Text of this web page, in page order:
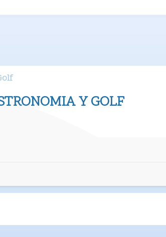
Y GOLF